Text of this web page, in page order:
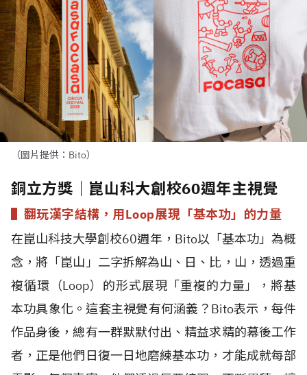
（圖片提供：Bito）
銅立方獎｜崑山科大創校60週年主視覺
▌翻玩漢字結構，用Loop展現「基本功」的力量
在崑山科技大學創校60週年， Bito以「基本功」為概
念，將「崑山」二字拆解為山、日、比，山，透過重
複循環（Loop）的形式展現「重複的力量」，將基
本功具象化。這套主視覺有何涵義？ Bito表示，每件
作品身後，總有一群默默付出、精益求精的幕後工作
者，正是他們日復一日地磨練基本功，才能成就每部